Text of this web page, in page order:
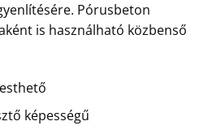
Pórusbeton
is használható közbenső
képességű